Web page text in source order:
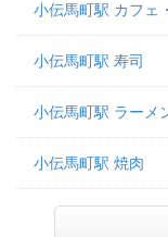
小伝馬町駅 カフェ
小伝馬町駅 寿司
小伝馬町駅 ラーメ
小伝馬町駅 焼肉